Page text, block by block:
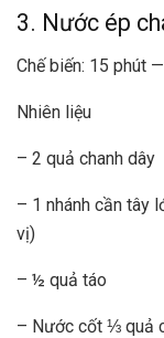
3. Nước ép
Chế biến: 15 phút
Nhiên liệu
– 2 quả chanh dây
– 1 nhánh cần tây
vị)
– ½ quả táo
– Nước cốt ⅓ quả